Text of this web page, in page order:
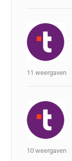
11 weergaven
10 weergaven